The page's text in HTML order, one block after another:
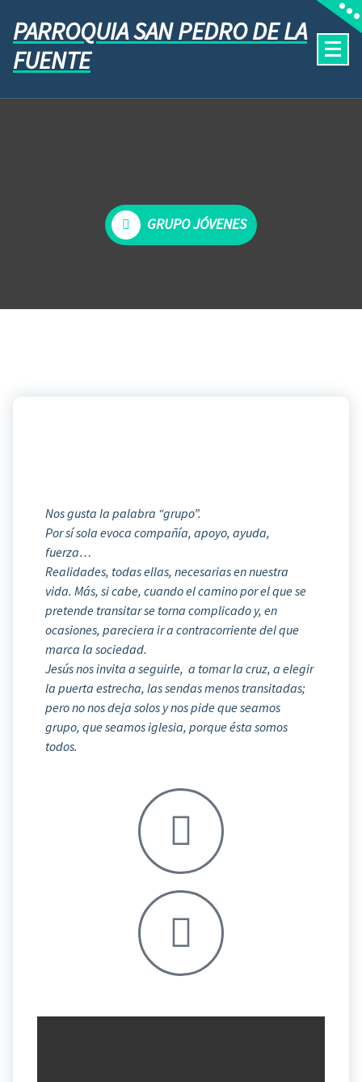
PARROQUIA SAN PEDRO DE LA
FUENTE
GRUPO JÓVENES
Nos gusta la palabra “grupo”.
Por sí sola evoca compañía, apoyo, ayuda,
fuerza…
Realidades, todas ellas, necesarias en nuestra
vida. Más, si cabe, cuando el camino por el que se
pretende transitar se torna complicado y, en
ocasiones, pareciera ir a contracorriente del que
marca la sociedad.
Jesús nos invita a seguirle, a tomar la cruz, a elegir
la puerta estrecha, las sendas menos transitadas;
pero no nos deja solos y nos pide que seamos
grupo, que seamos iglesia, porque ésta somos
todos.